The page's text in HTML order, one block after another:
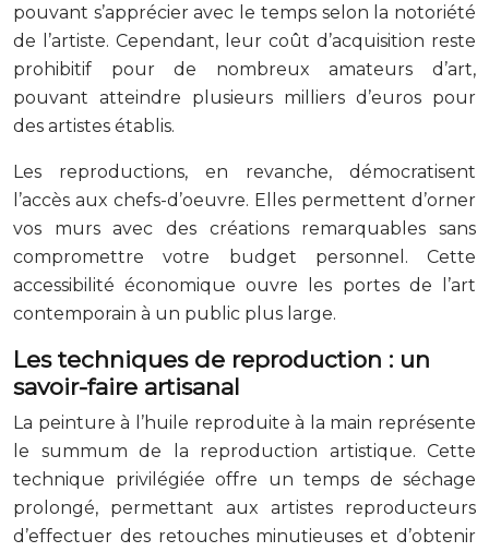
pouvant s’apprécier avec le temps selon la notoriété
de l’artiste. Cependant, leur coût d’acquisition reste
prohibitif pour de nombreux amateurs d’art,
pouvant atteindre plusieurs milliers d’euros pour
des artistes établis.
Les reproductions, en revanche, démocratisent
l’accès aux chefs-d’oeuvre. Elles permettent d’orner
vos murs avec des créations remarquables sans
compromettre votre budget personnel. Cette
accessibilité économique ouvre les portes de l’art
contemporain à un public plus large.
Les techniques de reproduction : un
savoir-faire artisanal
La peinture à l’huile reproduite à la main représente
le summum de la reproduction artistique. Cette
technique privilégiée offre un temps de séchage
prolongé, permettant aux artistes reproducteurs
d’effectuer des retouches minutieuses et d’obtenir